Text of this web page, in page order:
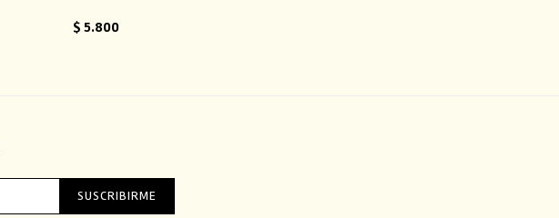
$ 5.800
SUSCRIBIRME